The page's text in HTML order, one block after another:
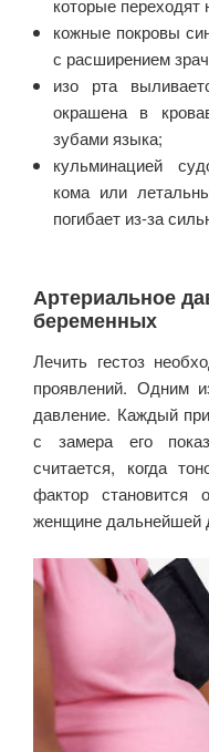
которые переходят
кожные покровы
с расширением
изо рта
окрашена в
зубами языка;
кульминацией
кома или
погибает из-за
Артериальное
беременных
Лечить гестоз
проявлений. Одним
давление. Каждый
с замера его
считается, когда
фактор становится
женщине дальнейшей